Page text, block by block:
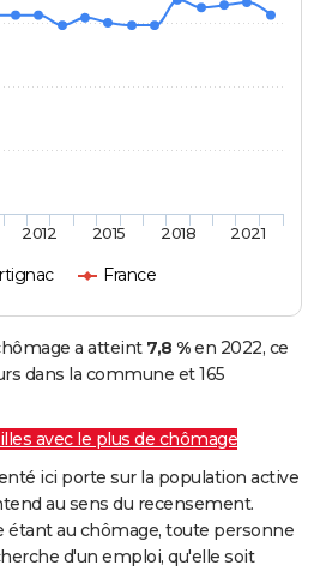
France
2012 2015 2018 2021
a atteint 7,8 %en 2022, ce
dans la commune et 165
avec le plus de chômage
ici porte sur la population active
au sens du recensement.
au chômage, toute personne
d'un emploi, qu'elle soit